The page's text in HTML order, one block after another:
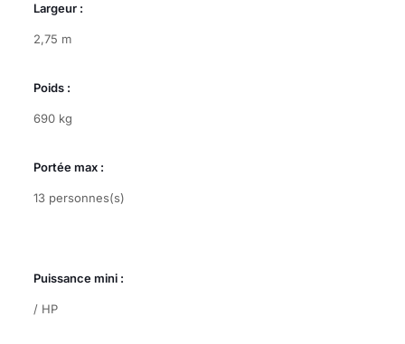
Largeur :
2,75 m
Poids :
690 kg
Portée max :
13 personnes(s)
Puissance mini :
/ HP